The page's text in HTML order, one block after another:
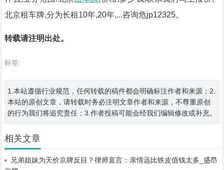
北京租车牌,分为长租10年,20年,...咨询危jp12325。
转载请注明出处。
标签:
1.本站遵循行业规范，任何转载的稿件都会明确标注作者和来源；2.
本站的原创文章，请转载时务必注明文章作者和来源，不尊重原创
的行为我们将追究责任；3.作者投稿可能会经我们编辑修改或补充。
相关文章
兄弟姐妹为天价京牌反目？律师直言：亲情远比铁皮值钱太多_盛昂